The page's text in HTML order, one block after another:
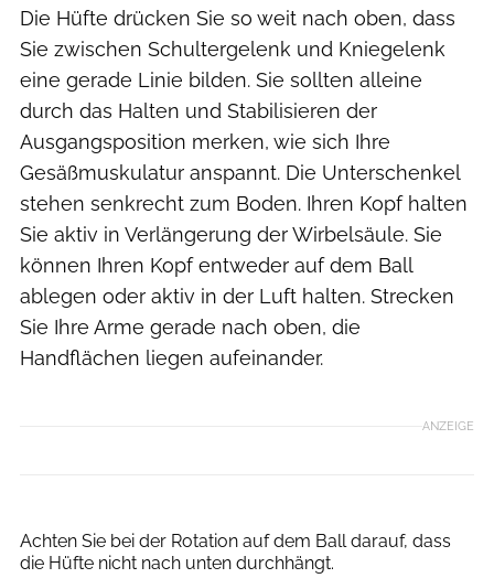
Die Hüfte drücken Sie so weit nach oben, dass
Sie zwischen Schultergelenk und Kniegelenk
eine gerade Linie bilden. Sie sollten alleine
durch das Halten und Stabilisieren der
Ausgangsposition merken, wie sich Ihre
Gesäßmuskulatur anspannt. Die Unterschenkel
stehen senkrecht zum Boden. Ihren Kopf halten
Sie aktiv in Verlängerung der Wirbelsäule. Sie
können Ihren Kopf entweder auf dem Ball
ablegen oder aktiv in der Luft halten. Strecken
Sie Ihre Arme gerade nach oben, die
Handflächen liegen aufeinander.
ANZEIGE
Achten Sie bei der Rotation auf dem Ball darauf, dass
die Hüfte nicht nach unten durchhängt.